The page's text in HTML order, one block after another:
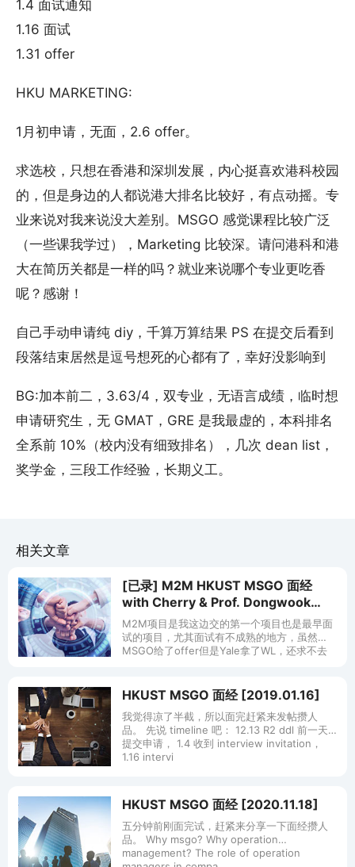
1.4 面试通知
1.16 面试
1.31 offer
HKU MARKETING:
1月初申请，无面，2.6 offer。
求选校，只想在香港和深圳发展，内心挺喜欢港科校园
的，但是身边的人都说港大排名比较好，有点动摇。专
业来说对我来说没大差别。MSGO 感觉课程比较广泛
（一些课我学过），Marketing 比较深。请问港科和港
大在简历关都是一样的吗？就业来说哪个专业更吃香
呢？感谢！
自己手动申请纯 diy，千算万算结果 PS 在提交后看到
段落结束居然是逗号想死的心都有了，幸好没影响到
BG:加本前二，3.63/4，双专业，无语言成绩，临时想
申请研究生，无 GMAT，GRE 是我最虚的，本科排名
全系前 10%（校内没有细致排名），几次 dean list，
奖学金，三段工作经验，长期义工。
相关文章
[已录] M2M HKUST MSGO 面经
with Cherry & Prof. Dongwook
[2019.01.16]
M2M项目是我这边交的第一个项目也是最早面
试的项目，尤其面试有不成熟的地方，虽然
MSGO给了offer但是Yale拿了WL，还求不去
HKUST MSGO 面经 [2019.01.16]
我觉得凉了半截，所以面完赶紧来发帖攒人
品。 先说 timeline 吧： 12.13 R2 ddl 前一天
提交申请， 1.4 收到 interview invitation，
1.16 intervi
HKUST MSGO 面经 [2020.11.18]
五分钟前刚面完试，赶紧来分享一下面经攒人
品。 Why msgo? Why operation
management? The role of operation